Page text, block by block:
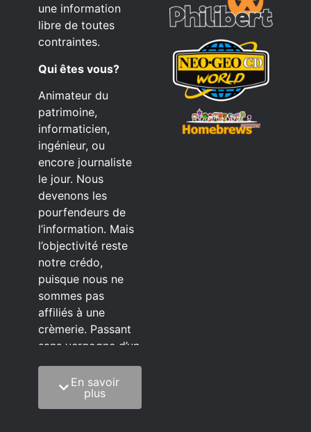
une information
libre de toutes
contraintes.
Qui êtes vous?
Animateur du
patrimoine,
informaticien,
ingénieur, ou
encore journaliste
le jour. Nous
devenons les
pourfendeurs de
l’information. Mais
l’objectivité reste
notre crédo,
puisque nous ne
sommes pas
affiliés à une
crèmerie. Passant
sans vergogne d’un
éditeur à l’autre.
C’est quoi notre
méthode?
En savoir
plus